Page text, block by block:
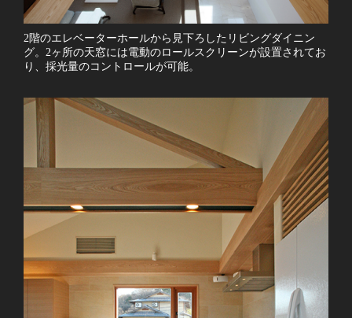
2階のエレベーターホールから見下ろしたリビングダイニン
グ。2ヶ所の天窓には電動のロールスクリーンが設置されてお
り、採光量のコントロールが可能。